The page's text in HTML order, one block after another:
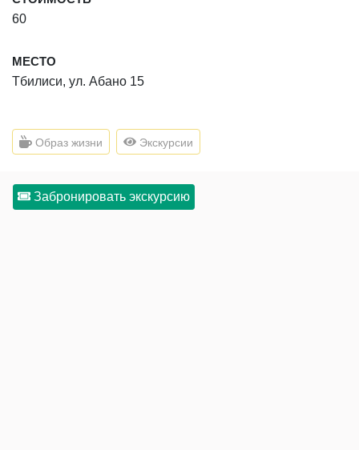
60
МЕСТО
Тбилиси, ул. Абано 15
Образ жизни Экскурсии
Забронировать экскурсию